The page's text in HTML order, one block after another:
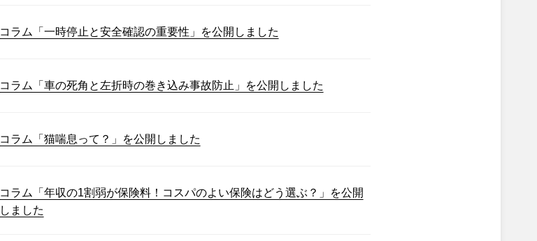
コラム「一時停止と安全確認の重要性」を公開しました
コラム「車の死角と左折時の巻き込み事故防止」を公開しました
コラム「猫喘息って？」を公開しました
コラム「年収の1割弱が保険料！コスパのよい保険はどう選ぶ？」を公開
しました